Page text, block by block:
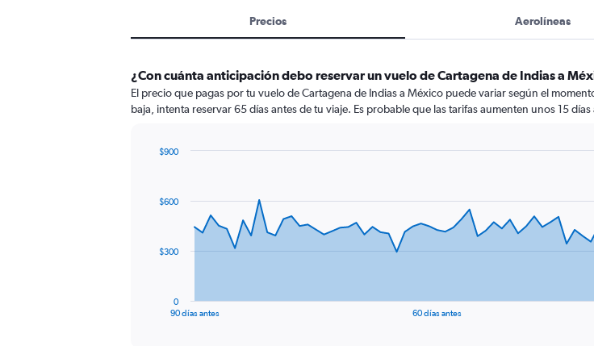
Precios Aerolíneas
¿Con cuánta anticipación debo reservar un vuelo de Cartagena de Indias a
El precio que pagas por tu vuelo de Cartagena de Indias a México puede variar según el
baja, intenta reservar 65 días antes de tu viaje. Es probable que las tarifas aumenten unos 15
data
The
90 días antes 60 días antes
0
$300
$600
$900